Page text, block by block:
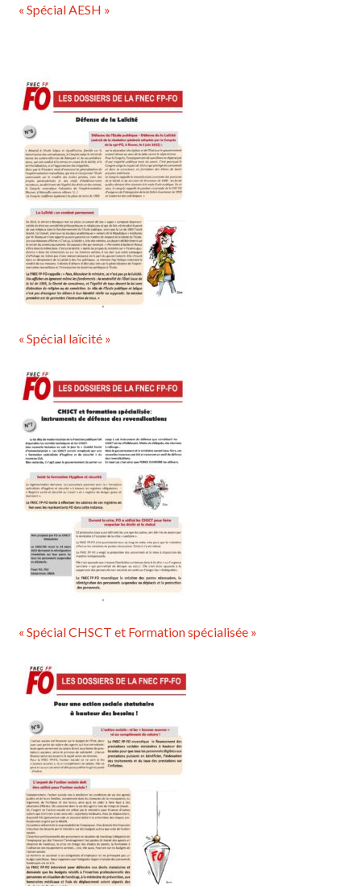
« Spécial AESH »
« Spécial laïcité »
« Spécial CHSCT et Formation spécialisée »